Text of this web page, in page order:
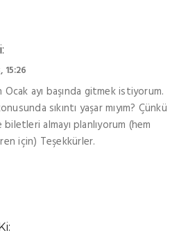
15:26
ayı başında gitmek istiyorum.
sıkıntı yaşar mıyım? Çünkü
almayı planlıyorum (hem
için) Teşekkürler.